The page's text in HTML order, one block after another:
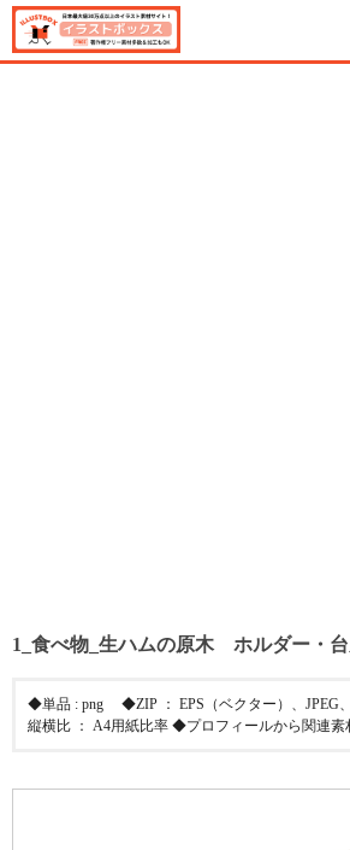
1_食べ物_生ハムの原木 ホルダー・
◆単品 : png ◆ZIP ： EPS（ベクター）、
縦横比 ： A4用紙比率 ◆プロフィールから関連素